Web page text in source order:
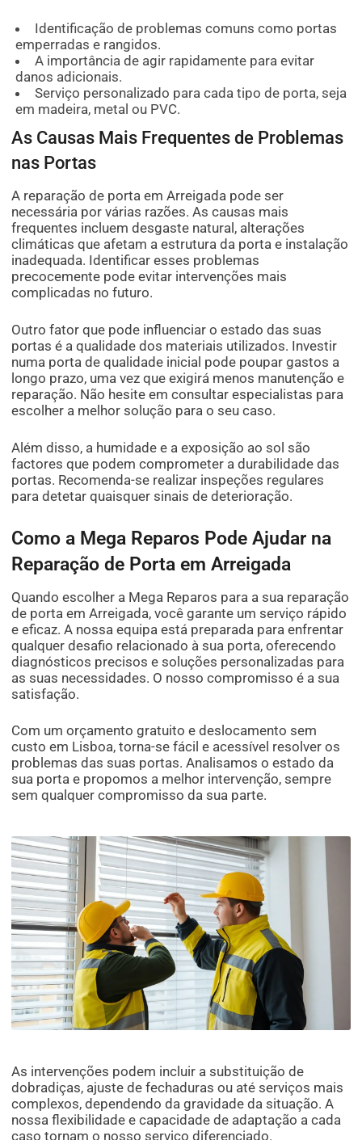
Identificação de problemas comuns como portas
emperradas e rangidos.
A importância de agir rapidamente para evitar
danos adicionais.
Serviço personalizado para cada tipo de porta, seja
em madeira, metal ou PVC.
As Causas Mais Frequentes de Problemas
nas Portas
A reparação de porta em Arreigada pode ser
necessária por várias razões. As causas mais
frequentes incluem desgaste natural, alterações
climáticas que afetam a estrutura da porta e instalação
inadequada. Identificar esses problemas
precocemente pode evitar intervenções mais
complicadas no futuro.
Outro fator que pode influenciar o estado das suas
portas é a qualidade dos materiais utilizados. Investir
numa porta de qualidade inicial pode poupar gastos a
longo prazo, uma vez que exigirá menos manutenção e
reparação. Não hesite em consultar especialistas para
escolher a melhor solução para o seu caso.
Além disso, a humidade e a exposição ao sol são
factores que podem comprometer a durabilidade das
portas. Recomenda-se realizar inspeções regulares
para detetar quaisquer sinais de deterioração.
Como a Mega Reparos Pode Ajudar na
Reparação de Porta em Arreigada
Quando escolher a Mega Reparos para a sua reparação
de porta em Arreigada, você garante um serviço rápido
e eficaz. A nossa equipa está preparada para enfrentar
qualquer desafio relacionado à sua porta, oferecendo
diagnósticos precisos e soluções personalizadas para
as suas necessidades. O nosso compromisso é a sua
satisfação.
Com um orçamento gratuito e deslocamento sem
custo em Lisboa, torna-se fácil e acessível resolver os
problemas das suas portas. Analisamos o estado da
sua porta e propomos a melhor intervenção, sempre
sem qualquer compromisso da sua parte.
As intervenções podem incluir a substituição de
dobradiças, ajuste de fechaduras ou até serviços mais
complexos, dependendo da gravidade da situação. A
nossa flexibilidade e capacidade de adaptação a cada
caso tornam o nosso serviço diferenciado.